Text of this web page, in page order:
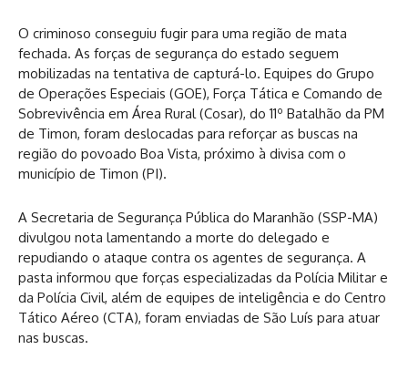
O criminoso conseguiu fugir para uma região de mata
fechada. As forças de segurança do estado seguem
mobilizadas na tentativa de capturá-lo. Equipes do Grupo
de Operações Especiais (GOE), Força Tática e Comando de
Sobrevivência em Área Rural (Cosar), do 11º Batalhão da PM
de Timon, foram deslocadas para reforçar as buscas na
região do povoado Boa Vista, próximo à divisa com o
município de Timon (PI).
A Secretaria de Segurança Pública do Maranhão (SSP-MA)
divulgou nota lamentando a morte do delegado e
repudiando o ataque contra os agentes de segurança. A
pasta informou que forças especializadas da Polícia Militar e
da Polícia Civil, além de equipes de inteligência e do Centro
Tático Aéreo (CTA), foram enviadas de São Luís para atuar
nas buscas.